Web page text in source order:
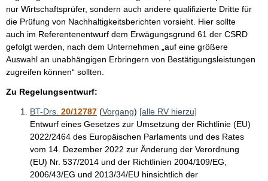
i
t
e
nur Wirtschaftsprüfer, sondern auch andere qualifizierte Dritte für
die Prüfung von Nachhaltigkeitsberichten vorsieht. Hier sollte
auch im Referentenentwurf dem Erwägungsgrund 61 der CSRD
gefolgt werden, nach dem Unternehmen „auf eine größere
Auswahl an unabhängigen Erbringern von Bestätigungsleistungen
zugreifen können“ sollten.
Zu Regelungsentwurf:
BT-Drs. 20/12787 (Vorgang) [alle RV hierzu]
Entwurf eines Gesetzes zur Umsetzung der Richtlinie (EU)
2022/2464 des Europäischen Parlaments und des Rates
vom 14. Dezember 2022 zur Änderung der Verordnung
(EU) Nr. 537/2014 und der Richtlinien 2004/109/EG,
2006/43/EG und 2013/34/EU hinsichtlich der